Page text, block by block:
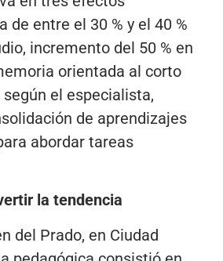
de entre el 30 % y el 40 %
incremento del 50 % en
orientada al corto
el especialista,
de aprendizajes
abordar tareas
la tendencia
del Prado, en Ciudad